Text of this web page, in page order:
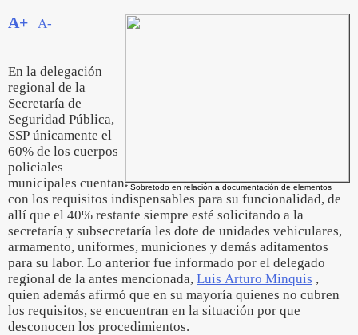
* Sobretodo en relación a documentación de elementos
A+ A-
En la delegación
regional de la
Secretaría de
Seguridad Pública,
SSP únicamente el
60% de los cuerpos
policiales
municipales cuentan
con los requisitos indispensables para su funcionalidad, de
allí que el 40% restante siempre esté solicitando a la
secretaría y subsecretaría les dote de unidades vehiculares,
armamento, uniformes, municiones y demás aditamentos
para su labor. Lo anterior fue informado por el delegado
regional de la antes mencionada, Luis Arturo Minquis ,
quien además afirmó que en su mayoría quienes no cubren
los requisitos, se encuentran en la situación por que
desconocen los procedimientos.